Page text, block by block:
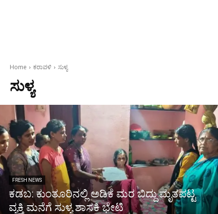
Home ಕರಾವಳಿ ಸುಳ್ಯ
ಸುಳ್ಯ
FRESH NEWS
ಕಡಬ: ಕುಂತೂರಿನಲ್ಲಿ ಅಡಿಕೆ ಮರ ಬಿದ್ದು ಮೃತಪಟ್ಟ
ವ್ಯಕ್ತಿ ಮನೆಗೆ ಸುಳ್ಯ ಶಾಸಕಿ ಭೇಟಿ